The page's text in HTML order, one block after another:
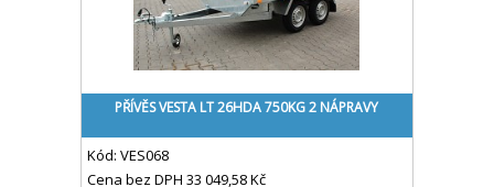
PŘÍVĚS VESTA LT 26HDA 750KG 2 NÁPRAVY
Kód: VES068
Cena bez DPH 33 049,58 Kč